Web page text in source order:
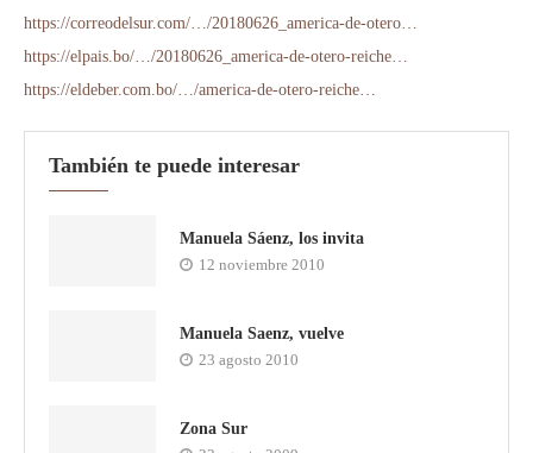
https://correodelsur.com/…/20180626_america-de-otero…
https://elpais.bo/…/20180626_america-de-otero-reiche…
https://eldeber.com.bo/…/america-de-otero-reiche…
También te puede interesar
Manuela Sáenz, los invita
12 noviembre 2010
Manuela Saenz, vuelve
23 agosto 2010
Zona Sur